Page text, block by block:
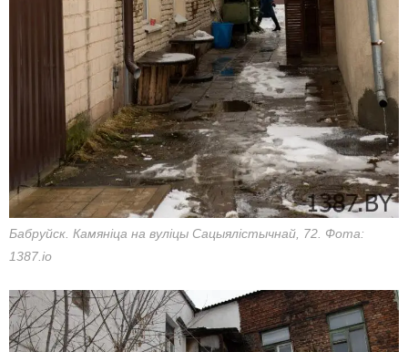
Бабруйск. Камяніца на вуліцы Сацыялістычнай, 72. Фота:
1387.io